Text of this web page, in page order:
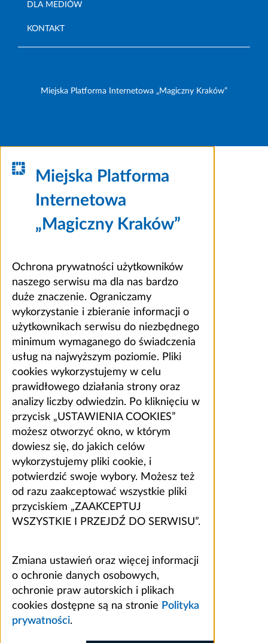
DLA MEDIÓW
KONTAKT
Miejska Platforma Internetowa „Magiczny Kraków”
Miejska Platforma
Internetowa
„Magiczny Kraków”
Ochrona prywatności użytkowników
naszego serwisu ma dla nas bardzo
duże znaczenie. Ograniczamy
wykorzystanie i zbieranie informacji o
użytkownikach serwisu do niezbędnego
minimum wymaganego do świadczenia
usług na najwyższym poziomie. Pliki
cookies wykorzystujemy w celu
prawidłowego działania strony oraz
analizy liczby odwiedzin. Po kliknięciu w
przycisk „USTAWIENIA COOKIES”
możesz otworzyć okno, w którym
dowiesz się, do jakich celów
wykorzystujemy pliki cookie, i
potwierdzić swoje wybory. Możesz też
od razu zaakceptować wszystkie pliki
przyciskiem „ZAAKCEPTUJ
WSZYSTKIE I PRZEJDŹ DO SERWISU”.
Zmiana ustawień oraz więcej informacji
o ochronie danych osobowych,
ochronie praw autorskich i plikach
cookies dostępne są na stronie Polityka
prywatności.